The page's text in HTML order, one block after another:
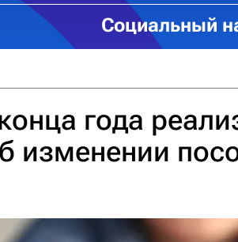
Социальный
года
изменении